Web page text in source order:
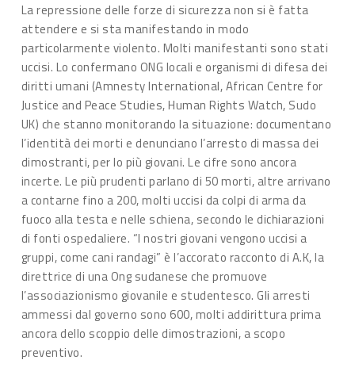
La repressione delle forze di sicurezza non si è fatta
attendere e si sta manifestando in modo
particolarmente violento. Molti manifestanti sono stati
uccisi. Lo confermano ONG locali e organismi di difesa dei
diritti umani (Amnesty International, African Centre for
Justice and Peace Studies, Human Rights Watch, Sudo
UK) che stanno monitorando la situazione: documentano
l’identità dei morti e denunciano l’arresto di massa dei
dimostranti, per lo più giovani. Le cifre sono ancora
incerte. Le più prudenti parlano di 50 morti, altre arrivano
a contarne fino a 200, molti uccisi da colpi di arma da
fuoco alla testa e nelle schiena, secondo le dichiarazioni
di fonti ospedaliere. “I nostri giovani vengono uccisi a
gruppi, come cani randagi” è l’accorato racconto di A.K, la
direttrice di una Ong sudanese che promuove
l’associazionismo giovanile e studentesco. Gli arresti
ammessi dal governo sono 600, molti addirittura prima
ancora dello scoppio delle dimostrazioni, a scopo
preventivo.